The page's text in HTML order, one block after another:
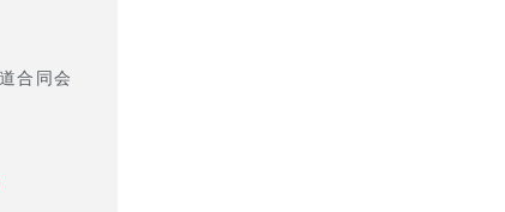
合同会